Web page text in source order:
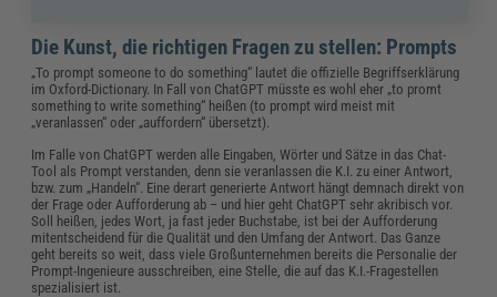
Die Kunst, die richtigen Fragen zu stellen: Prompts
„To prompt someone to do something“ lautet die offizielle Begriffserklärung
im Oxford-Dictionary. In Fall von ChatGPT müsste es wohl eher „to promt
something to write something“ heißen (to prompt wird meist mit
„veranlassen“ oder „auffordern“ übersetzt).
Im Falle von ChatGPT werden alle Eingaben, Wörter und Sätze in das Chat-
Tool als Prompt verstanden, denn sie veranlassen die K.I. zu einer Antwort,
bzw. zum „Handeln“. Eine derart generierte Antwort hängt demnach direkt von
der Frage oder Aufforderung ab – und hier geht ChatGPT sehr akribisch vor.
Soll heißen, jedes Wort, ja fast jeder Buchstabe, ist bei der Aufforderung
mitentscheidend für die Qualität und den Umfang der Antwort. Das Ganze
geht bereits so weit, dass viele Großunternehmen bereits die Personalie der
Prompt-Ingenieure ausschreiben, eine Stelle, die auf das K.I.-Fragestellen
spezialisiert ist.